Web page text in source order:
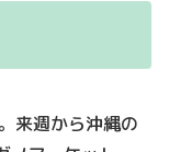
来週から沖縄の